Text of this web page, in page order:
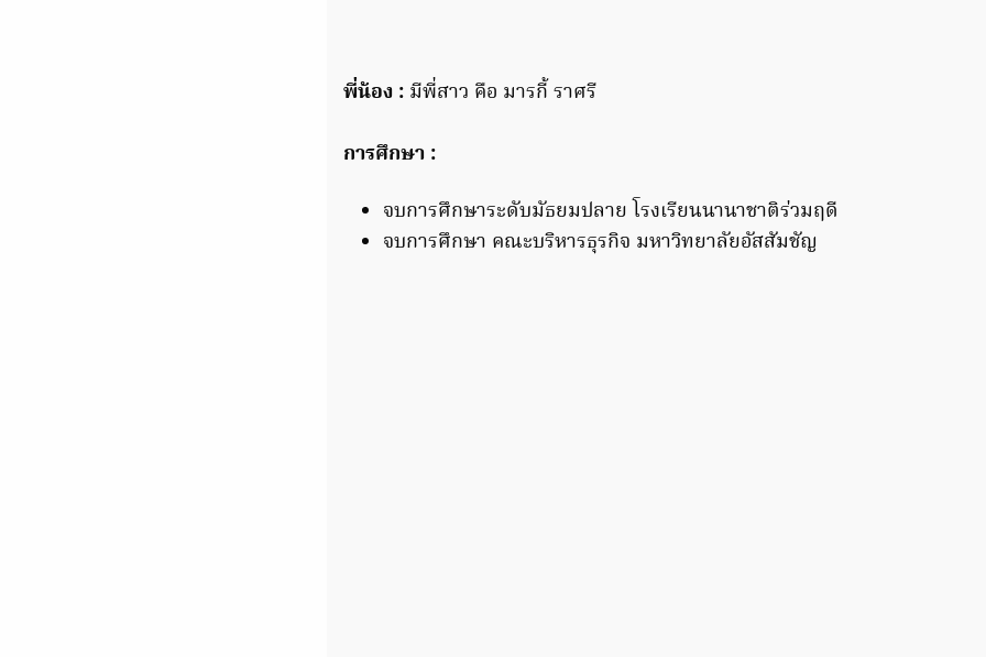
พี่น้อง : มีพี่สาว คือ มารกี้ ราศรี
การศึกษา :
จบการศึกษาระดับมัธยมปลาย โรงเรียนนานาชาติร่วมฤดี
จบการศึกษา คณะบริหารธุรกิจ มหาวิทยาลัยอัสสัมชัญ